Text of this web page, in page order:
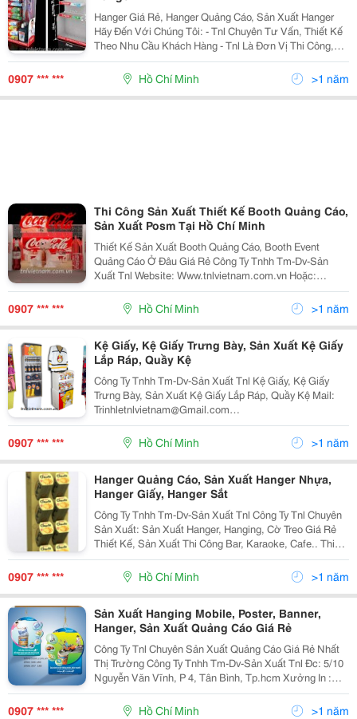
Hanger Giá Rẻ, Hanger Quảng Cáo, Sản Xuất Hanger
Hãy Đến Với Chúng Tôi: - Tnl Chuyên Tư Vấn, Thiết Kế
Theo Nhu Cầu Khách Hàng - Tnl Là Đơn Vị Thi Công,
Sản Xuất Và Lắp Đặt Hanger Số Lượng Lớn Trên Toàn
Quốc - Tnl Tư Vấn Về Chất L
0907 *** *** Hồ Chí Minh >1 năm
Thi Công Sản Xuất Thiết Kế Booth Quảng Cáo,
Sản Xuất Posm Tại Hồ Chí Minh
Thiết Kế Sản Xuất Booth Quảng Cáo, Booth Event
Quảng Cáo Ở Đâu Giá Rẻ Công Ty Tnhh Tm-Dv-Sản
Xuất Tnl Website: Www.tnlvietnam.com.vn Hoặc:
Http://Www.vatgia.com/Tnlvietnam . Mail:
Trinhletnlvietnam@Gmail.com
Linhhotnlvietnam@Gmail.com
0907 *** *** Hồ Chí Minh >1 năm
Kệ Giấy, Kệ Giấy Trưng Bày, Sản Xuất Kệ Giấy
Lắp Ráp, Quầy Kệ
Công Ty Tnhh Tm-Dv-Sản Xuất Tnl Kệ Giấy, Kệ Giấy
Trưng Bày, Sản Xuất Kệ Giấy Lắp Ráp, Quầy Kệ Mail:
Trinhletnlvietnam@Gmail.com
Linhhotnlvietnam@Gmail.com Công Ty Tnl Chúng Tôi
Chuyên Sản Xuất Quảng Cáo, Sản Xuất Posm Chuyên
Nghiệp. Tn
0907 *** *** Hồ Chí Minh >1 năm
Hanger Quảng Cáo, Sản Xuất Hanger Nhựa,
Hanger Giấy, Hanger Sắt
Công Ty Tnhh Tm-Dv-Sản Xuất Tnl Công Ty Tnl Chuyên
Sản Xuất: Sản Xuất Hanger, Hanging, Cờ Treo Giá Rẻ
Thiết Kế, Sản Xuất Thi Công Bar, Karaoke, Cafe.. Thi
Công Ản Xuất Cổng Chào Sự Kiện, Cổng Chào Siêu Thị
Quảng Cáo Sản Xuất Posm, G
0907 *** *** Hồ Chí Minh >1 năm
Sản Xuất Hanging Mobile, Poster, Banner,
Hanger, Sản Xuất Quảng Cáo Giá Rẻ
Công Ty Tnl Chuyên Sản Xuất Quảng Cáo Giá Rẻ Nhất
Thị Trường Công Ty Tnhh Tm-Dv-Sản Xuất Tnl Đc: 5/10
Nguyễn Văn Vĩnh, P 4, Tân Bình, Tp.hcm Xưởng In :
C14/36 Ky, Đường Số 6, Vĩnh Lộc B, Bình Chánh,
Tp.hcm Website: Www.tnlvietnam
0907 *** *** Hồ Chí Minh >1 năm